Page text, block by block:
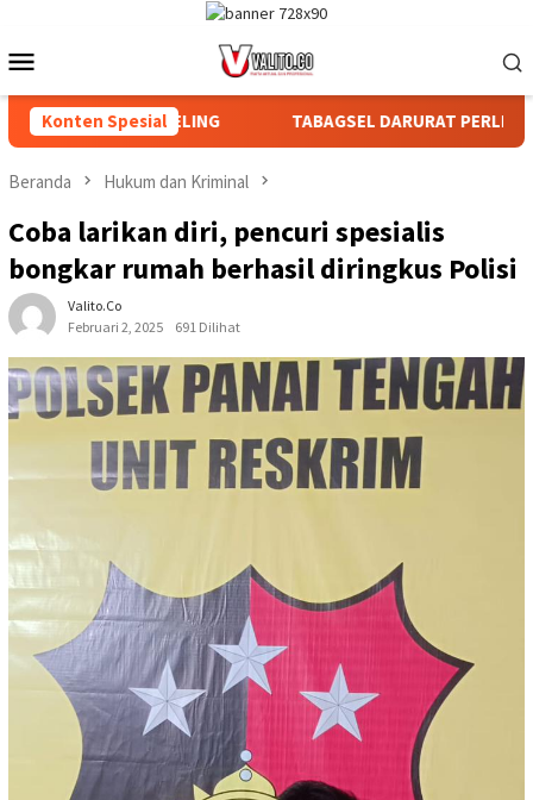
konten
Mobile
Konten Spesial
DAN AFDELING TABAGSEL DARURAT PERLINDUNGAN
Beranda Hukum dan Kriminal
Coba larikan diri, pencuri spesialis
bongkar rumah berhasil diringkus Polisi
Valito.co
Februari 2, 2025
691 Dilihat